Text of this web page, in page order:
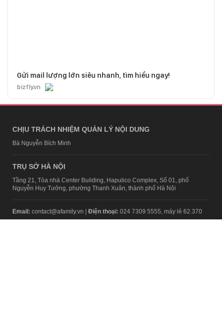
Gửi mail lượng lớn siêu nhanh, tìm hiểu ngay!
bizfly.vn
CHỊU TRÁCH NHIỆM QUẢN LÝ NỘI DUNG
Bà Nguyễn Bích Minh
TRỤ SỞ HÀ NỘI
Tầng 21, Tòa nhà Center Building, Hapulico Complex, Số 01, phố
Nguyễn Huy Tưởng, phường Thanh Xuân, thành phố Hà Nội
Email: contact@afamily.vn | Điện thoại: 024 7309 5555, máy lẻ 62.370